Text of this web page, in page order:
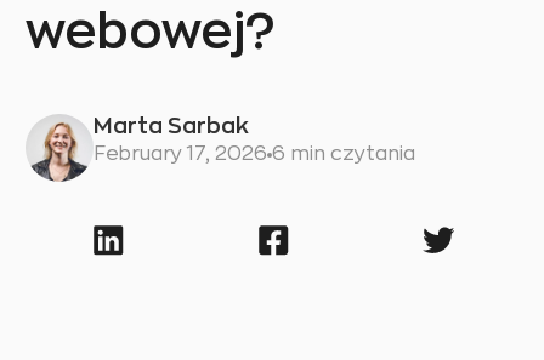
webowej?
Marta Sarbak
February 17, 2026 6 min czytania